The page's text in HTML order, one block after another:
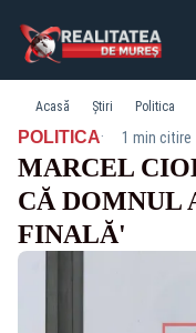
Acasă Știri Politica
POLITICA· 1 min citire
MARCEL
CĂ DOMNUL
FINALĂ'